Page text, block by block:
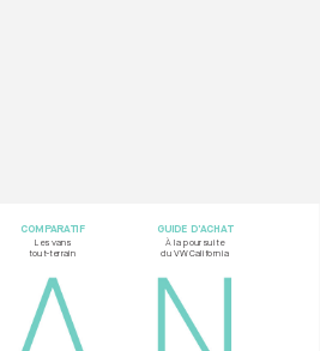
GUIDE D’ACHAT
À la poursuite
du VW California
COMPARATIF
Les vans
tout-terrain